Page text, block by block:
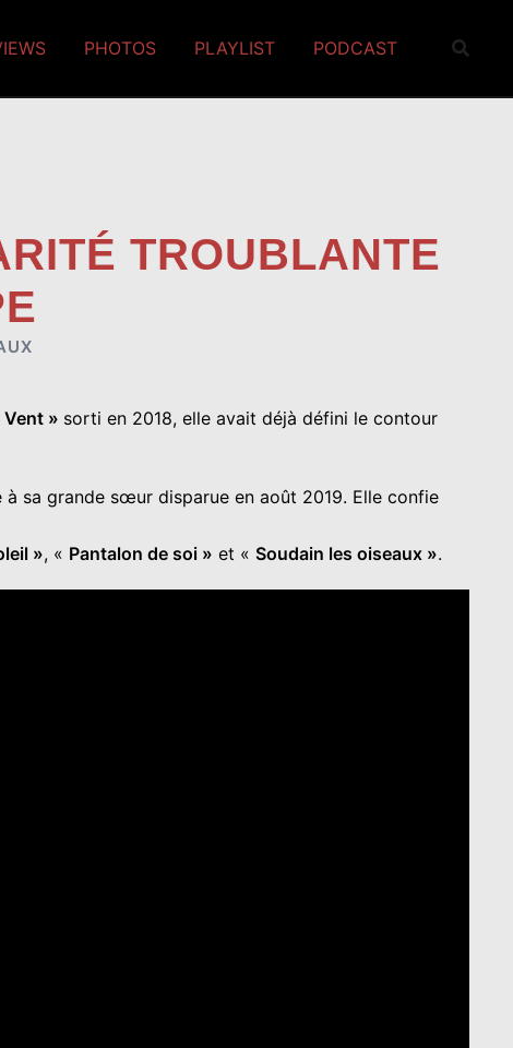
PHOTOS PLAYLIST PODCAST
TROUBLANTE
Vent » sorti en 2018, elle avait déjà défini le contour
sa grande sœur disparue en août 2019. Elle confie
», « Pantalon de soi » et « Soudain les oiseaux ».